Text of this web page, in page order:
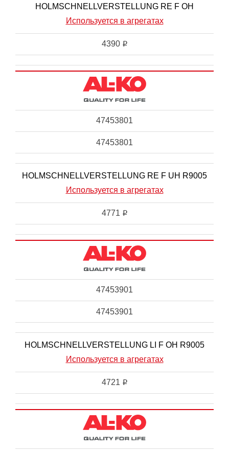
HOLMSCHNELLVERSTELLUNG RE F OH
Используется в агрегатах
4390 i
47453801
47453801
HOLMSCHNELLVERSTELLUNG RE F UH R9005
Используется в агрегатах
4771 i
47453901
47453901
HOLMSCHNELLVERSTELLUNG LI F OH R9005
Используется в агрегатах
4721 i